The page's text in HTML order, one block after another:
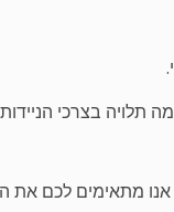
בצרכי הניידות
אנו מתאימים לכם